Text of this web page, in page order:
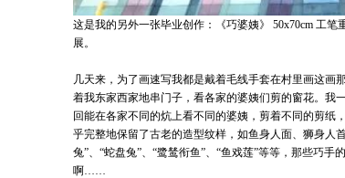
这是我的另外一张毕业创作：《巧婆姨》 50x70cm 工
展。
几天来，为了画速写我都是戴着毛线手套在村里画这画
着我东家西家地串门子，看各家的婆姨们剪的窗花。我
回能在各家不同的炕上看不同的婆姨，剪着不同的剪纸
乎完整地保留了古老的造型纹样，如鱼身人面、狮身人
兔”、“蛇盘兔”、“鹭鸶衔鱼”、“鱼戏莲”等等，那些巧
啊……